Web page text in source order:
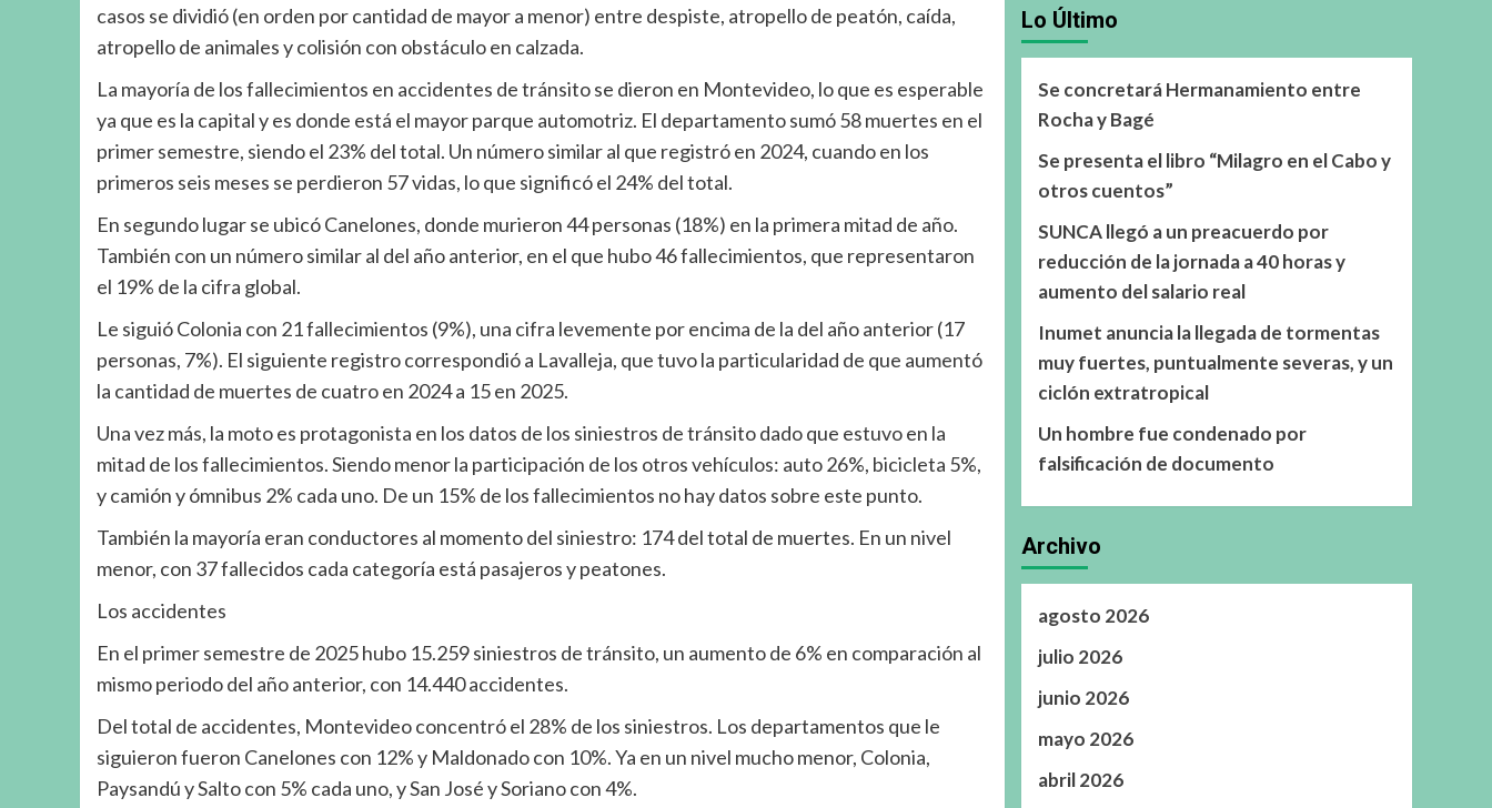
casos se dividió (en orden por cantidad de mayor a menor) entre despiste, atropello de peatón, caída,
atropello de animales y colisión con obstáculo en calzada.
La mayoría de los fallecimientos en accidentes de tránsito se dieron en Montevideo, lo que es esperable
ya que es la capital y es donde está el mayor parque automotriz. El departamento sumó 58 muertes en el
primer semestre, siendo el 23% del total. Un número similar al que registró en 2024, cuando en los
primeros seis meses se perdieron 57 vidas, lo que significó el 24% del total.
En segundo lugar se ubicó Canelones, donde murieron 44 personas (18%) en la primera mitad de año.
También con un número similar al del año anterior, en el que hubo 46 fallecimientos, que representaron
el 19% de la cifra global.
Le siguió Colonia con 21 fallecimientos (9%), una cifra levemente por encima de la del año anterior (17
personas, 7%). El siguiente registro correspondió a Lavalleja, que tuvo la particularidad de que aumentó
la cantidad de muertes de cuatro en 2024 a 15 en 2025.
Una vez más, la moto es protagonista en los datos de los siniestros de tránsito dado que estuvo en la
mitad de los fallecimientos. Siendo menor la participación de los otros vehículos: auto 26%, bicicleta 5%,
y camión y ómnibus 2% cada uno. De un 15% de los fallecimientos no hay datos sobre este punto.
También la mayoría eran conductores al momento del siniestro: 174 del total de muertes. En un nivel
menor, con 37 fallecidos cada categoría está pasajeros y peatones.
Los accidentes
En el primer semestre de 2025 hubo 15.259 siniestros de tránsito, un aumento de 6% en comparación al
mismo periodo del año anterior, con 14.440 accidentes.
Del total de accidentes, Montevideo concentró el 28% de los siniestros. Los departamentos que le
siguieron fueron Canelones con 12% y Maldonado con 10%. Ya en un nivel mucho menor, Colonia,
Paysandú y Salto con 5% cada uno, y San José y Soriano con 4%.
Lo Último
Se concretará Hermanamiento entre
Rocha y Bagé
Se presenta el libro “Milagro en el Cabo y
otros cuentos”
SUNCA llegó a un preacuerdo por
reducción de la jornada a 40 horas y
aumento del salario real
Inumet anuncia la llegada de tormentas
muy fuertes, puntualmente severas, y un
ciclón extratropical
Un hombre fue condenado por
falsificación de documento
Archivo
agosto 2026
julio 2026
junio 2026
mayo 2026
abril 2026